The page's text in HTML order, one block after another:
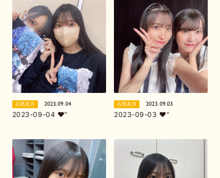
石黒友月 2023.09.04
2023-09-04 ❤︎"
石黒友月 2023.09.03
2023-09-03 ❤︎"